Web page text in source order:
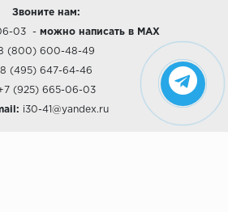
Звоните нам:
03- можно написать в MAX
(800) 600-48-49
8 (495) 647-64-46
(925) 665-06-03
i30-41@yandex.ru